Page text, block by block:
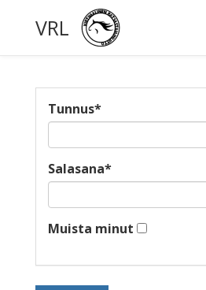
VRL
Tunnus*
Salasana*
Muista minut